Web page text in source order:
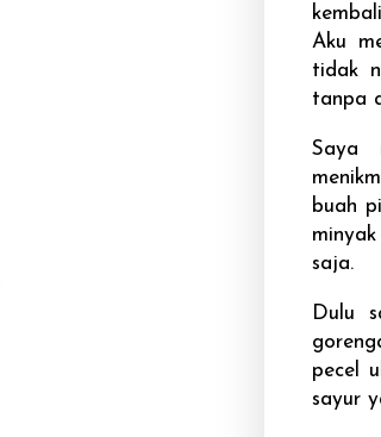
Aku
tidak
tanpa
Saya
buah
saja.
Dulu
pecel
sayur